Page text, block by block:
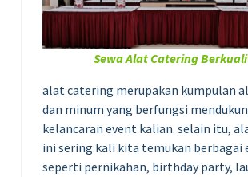
Sewa Alat Catering
alat catering merupakan kumpulan
dan minum yang berfungsi
kelancaran event kalian. selain itu,
ini sering kali kita temukan berbagai
seperti pernikahan, birthday party,